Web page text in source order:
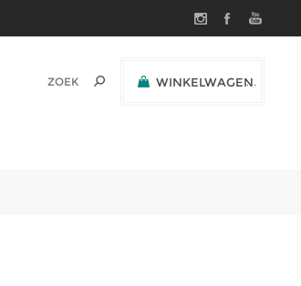
WINKELWAGEN